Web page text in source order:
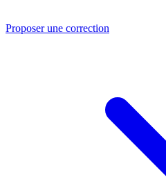
Proposer une correction